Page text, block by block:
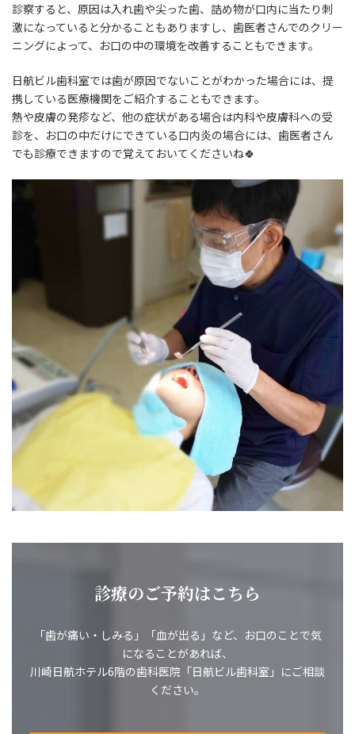
診察すると、原因は入れ歯や尖った歯、詰め物が口内に当たり刺
激になっていると分かることもありますし、歯医者さんでのクリー
ニングによって、お口の中の環境を改善することもできます。
日航ビル歯科室では歯が原因でないことがわかった場合には、提
携している医療機関をご紹介することもできます。
熱や皮膚の発疹など、他の症状がある場合は内科や皮膚科への受
診を、お口の中だけにできている口内炎の場合には、歯医者さん
でも診療できますので覚えておいてくださいね🍀
診療のご予約はこちら
「歯が痛い・しみる」「血が出る」など、お口のことで気
になることがあれば、
川崎日航ホテル6階の歯科医院「日航ビル歯科室」にご相談
ください。